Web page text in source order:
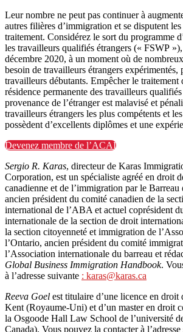
Leur nombre ne peut pas continuer à
autres filières d’immigration et se disputent les
traitement. Considérez le sort du programme
les travailleurs qualifiés étrangers (« FSWP
décembre 2020, à un moment où de
besoin de travailleurs étrangers expérimentés,
travailleurs débutants. Empêcher le traitement
résidence permanente des travailleurs
provenance de l’étranger est malavisé et
travailleurs étrangers les plus compétents et
possèdent d’excellents diplômes et une
Devenez membre de l’ACAI
Sergio R. Karas, directeur de Karas
Corporation, est un spécialiste agréé en droit
canadienne et de l’immigration par le Barreau
ancien président du comité canadien de la
international de l’ABA et actuel coprésident
internationale de la section de droit
la section citoyenneté et immigration de
l’Ontario, ancien président du comité
l’Association internationale du barreau et
Global Business Immigration Handbook.
à l’adresse suivante : karas@karas.ca
Reeva Goel est titulaire d’une licence en droit
Kent (Royaume-Uni) et d’un master en droit
la Osgoode Hall Law School de l’université
Canada). Vous pouvez la contacter à